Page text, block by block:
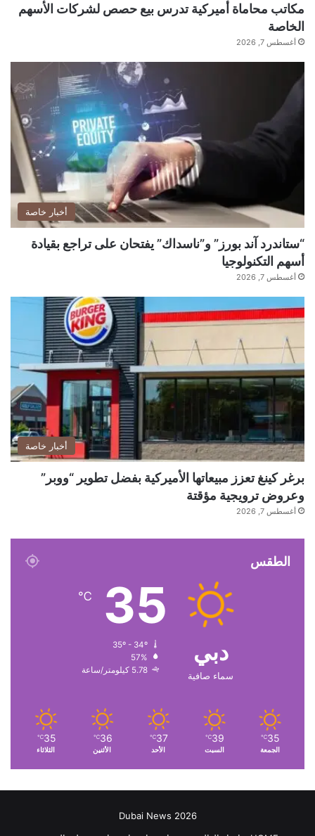
مكاتب محاماة أميركية تدرس بيع حصص لشركات الأسهم
الخاصة
أغسطس 7, 2026
أخبار خاصة
“ستاندرد آند بورز” و”ناسداك” يفتحان على تراجع بقيادة
أسهم التكنولوجيا
أغسطس 7, 2026
أخبار خاصة
برغر كينغ تعزز مبيعاتها الأميركية بفضل تطوير “ووبر”
وعروض ترويجية مؤقتة
أغسطس 7, 2026
الطقس
دبي
سماء صافية
35
℃
57%
5.78 كيلومتر/ساعة
35
℃
الجمعة
39
℃
السبت
37
℃
الأحد
36
℃
الأثنين
35
℃
الثلاثاء
Dubai News 2026